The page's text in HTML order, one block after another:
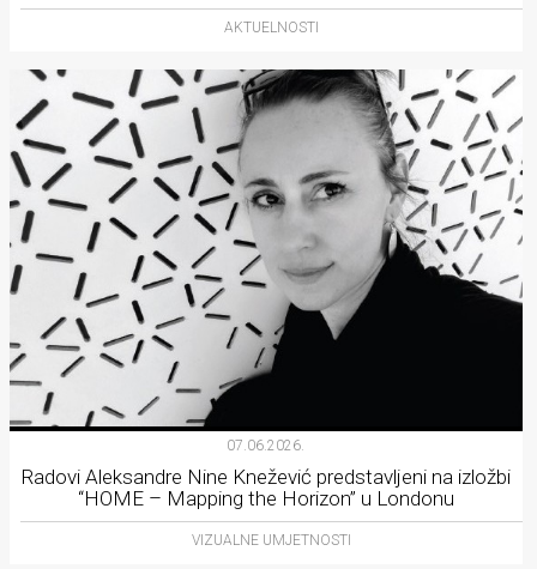
AKTUELNOSTI
07.06.2026.
Radovi Aleksandre Nine Knežević predstavljeni na izložbi
“HOME – Mapping the Horizon” u Londonu
VIZUALNE UMJETNOSTI